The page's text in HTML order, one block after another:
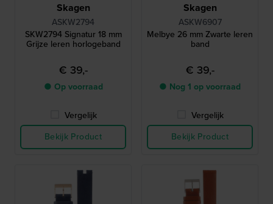
Skagen
ASKW2794
SKW2794 Signatur 18 mm
Grijze leren horlogeband
€ 39,-
● Op voorraad
Vergelijk
Bekijk Product
Skagen
ASKW6907
Melbye 26 mm Zwarte leren
band
€ 39,-
● Nog 1 op voorraad
Vergelijk
Bekijk Product